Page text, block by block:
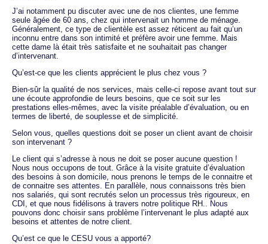
J’ai notamment pu discuter avec une de nos clientes, une femme
seule âgée de 60 ans, chez qui intervenait un homme de ménage.
Généralement, ce type de clientèle est assez réticent au fait qu’un
inconnu entre dans son intimité et préfère avoir une femme. Mais
cette dame là était très satisfaite et ne souhaitait pas changer
d’intervenant.
Qu’est-ce que les clients apprécient le plus chez vous ?
Bien-sûr la qualité de nos services, mais celle-ci repose avant tout sur
une écoute approfondie de leurs besoins, que ce soit sur les
prestations elles-mêmes, avec la visite préalable d’évaluation, ou en
termes de liberté, de souplesse et de simplicité.
Selon vous, quelles questions doit se poser un client avant de choisir
son intervenant ?
Le client qui s’adresse à nous ne doit se poser aucune question !
Nous nous occupons de tout. Grâce à la visite gratuite d’évaluation
des besoins à son domicile, nous prenons le temps de le connaitre et
de connaitre ses attentes. En parallèle, nous connaissons très bien
nos salariés, qui sont recrutés selon un processus très rigoureux, en
CDI, et que nous fidélisons à travers notre politique RH.. Nous
pouvons donc choisir sans problème l’intervenant le plus adapté aux
besoins et attentes de notre client.
Qu’est ce que le CESU vous a apporté?